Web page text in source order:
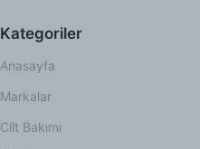
Kategoriler
Anasayfa
Markalar
Cilt Bakımı